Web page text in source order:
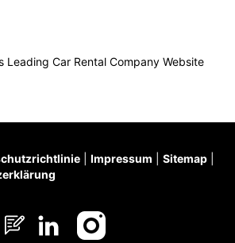
Leading Car Rental Company Website
Impressum
Sitemap